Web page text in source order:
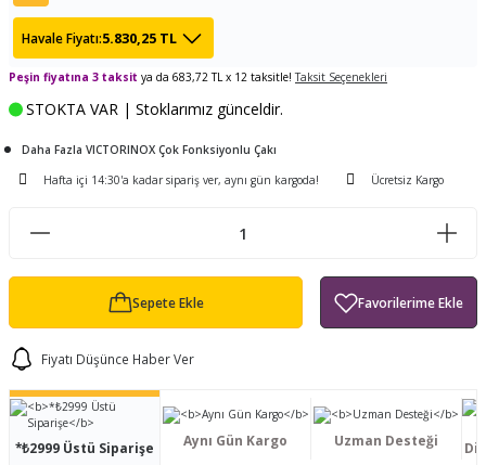
Makine Yağı
Göl Kamışı
Balık Malzemeleri Çantası
Mücadele Kemeri
Testere
Yedek Parça
Havale Fiyatı:5.830,25 TL
Peşin fiyatına 3 taksit ya da 683,72 TL x 12 taksitle! Taksit Seçenekleri
STOKTA VAR | Stoklarımız günceldir.
Daha Fazla VICTORINOX Çok Fonksiyonlu Çakı
Hafta içi 14:30'a kadar sipariş ver, aynı gün kargoda!
Ücretsiz Kargo
Sepete Ekle
Fiyatı Düşünce Haber Ver
*₺2999 Üstü Siparişe Aynı Gün Kargo Uzman Desteği